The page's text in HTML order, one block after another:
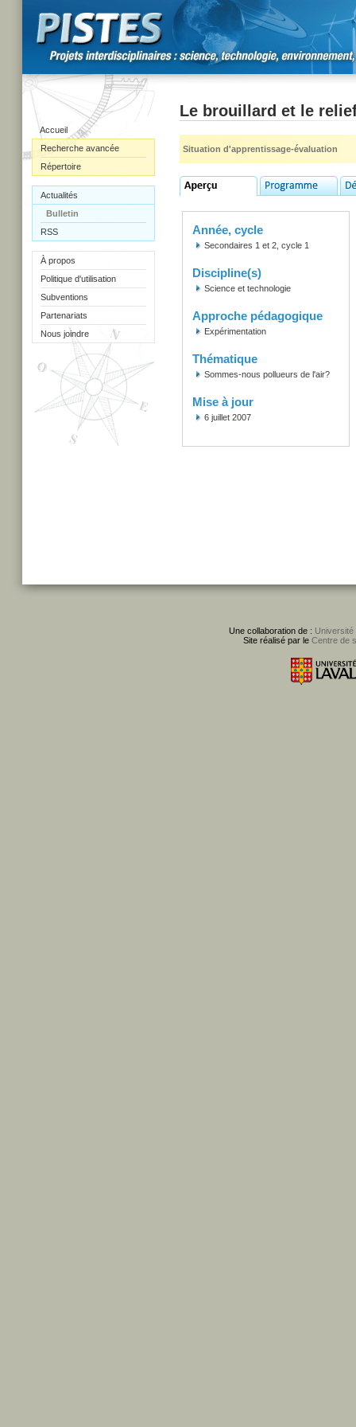
Accueil
Recherche avancée
Répertoire
Actualités
Bulletin
RSS
À propos
Politique d'utilisation
Subventions
Partenariats
Nous joindre
Le brouillard et le
Situation d'apprentissage-évaluation
Année, cycle
Secondaires 1 et 2, cycle 1
Discipline(s)
Science et technologie
Approche pédagogique
Expérimentation
Thématique
Sommes-nous pollueurs de l'air?
Mise à jour
6 juillet 2007
Une collaboration de : Université
Site réalisé par le Centre de